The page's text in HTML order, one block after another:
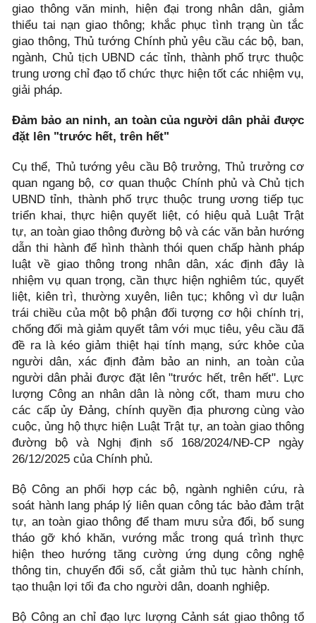
giao thông văn minh, hiện đại trong nhân dân, giảm
thiểu tai nạn giao thông; khắc phục tình trạng ùn tắc
giao thông, Thủ tướng Chính phủ yêu cầu các bộ, ban,
ngành, Chủ tịch UBND các tỉnh, thành phố trực thuộc
trung ương chỉ đạo tổ chức thực hiện tốt các nhiệm vụ,
giải pháp.
Đảm bảo an ninh, an toàn của người dân phải được
đặt lên "trước hết, trên hết"
Cụ thể, Thủ tướng yêu cầu Bộ trưởng, Thủ trưởng cơ
quan ngang bộ, cơ quan thuộc Chính phủ và Chủ tịch
UBND tỉnh, thành phố trực thuộc trung ương tiếp tục
triển khai, thực hiện quyết liệt, có hiệu quả Luật Trật
tự, an toàn giao thông đường bộ và các văn bản hướng
dẫn thi hành để hình thành thói quen chấp hành pháp
luật về giao thông trong nhân dân, xác định đây là
nhiệm vụ quan trọng, cần thực hiện nghiêm túc, quyết
liệt, kiên trì, thường xuyên, liên tục; không vì dư luận
trái chiều của một bộ phận đối tượng cơ hội chính trị,
chống đối mà giảm quyết tâm với mục tiêu, yêu cầu đã
đề ra là kéo giảm thiệt hại tính mạng, sức khỏe của
người dân, xác định đảm bảo an ninh, an toàn của
người dân phải được đặt lên "trước hết, trên hết". Lực
lượng Công an nhân dân là nòng cốt, tham mưu cho
các cấp ủy Đảng, chính quyền địa phương cùng vào
cuộc, ủng hộ thực hiện Luật Trật tự, an toàn giao thông
đường bộ và Nghị định số 168/2024/NĐ-CP ngày
26/12/2025 của Chính phủ.
Bộ Công an phối hợp các bộ, ngành nghiên cứu, rà
soát hành lang pháp lý liên quan công tác bảo đảm trật
tự, an toàn giao thông để tham mưu sửa đổi, bổ sung
tháo gỡ khó khăn, vướng mắc trong quá trình thực
hiện theo hướng tăng cường ứng dụng công nghệ
thông tin, chuyển đổi số, cắt giảm thủ tục hành chính,
tạo thuận lợi tối đa cho người dân, doanh nghiệp.
Bộ Công an chỉ đạo lực lượng Cảnh sát giao thông tổ